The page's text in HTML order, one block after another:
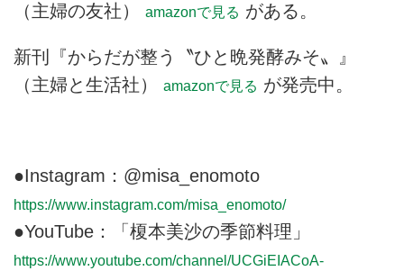
（主婦の友社）
amazonで見る がある。
新刊『からだが整う〝ひと晩発酵みそ〟』
（主婦と生活社）
amazonで見る が発売中。
●Instagram：@misa_enomoto
https://www.instagram.com/misa_enomoto/
●YouTube：「榎本美沙の季節料理」
https://www.youtube.com/channel/UCGiEIACoA-